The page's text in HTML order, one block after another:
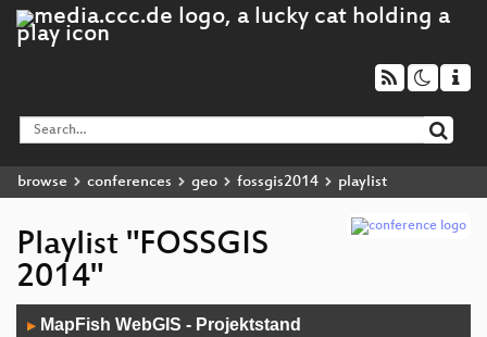
browse conferences geo fossgis2014 playlist
Playlist "FOSSGIS
2014"
Player
▶ MapFish WebGIS - Projektstand